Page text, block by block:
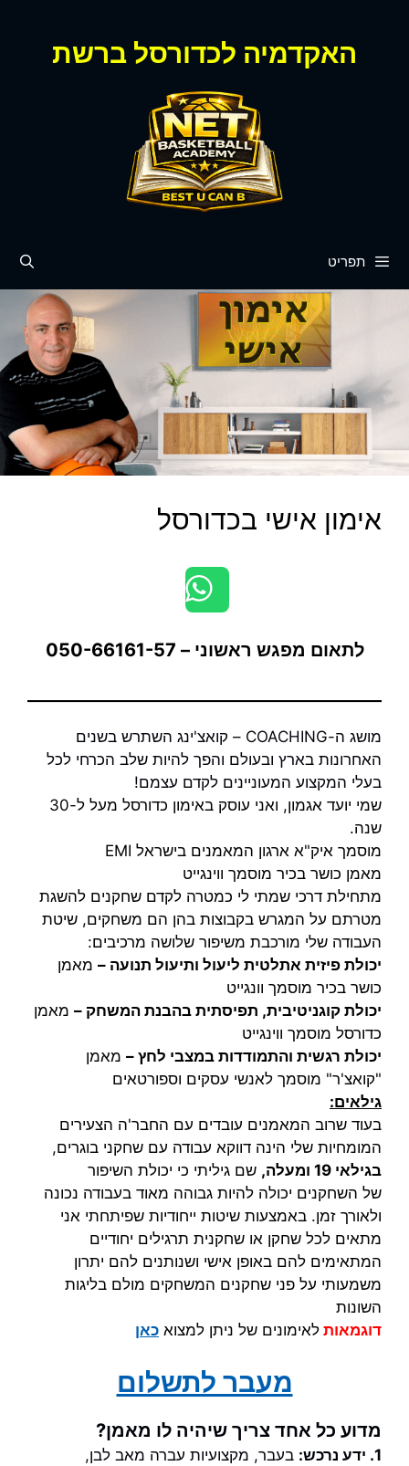
האקדמיה לכדורסל ברשת
תפריט
אימון אישי בכדורסל
לתאום מפגש ראשוני – 050-66161-57
מושג ה-COACHING – קואצ'ינג השתרש בשנים
האחרונות בארץ ובעולם והפך להיות שלב הכרחי לכל
בעלי המקצוע המעוניינים לקדם עצמם!
שמי יועד אגמון, ואני עוסק באימון כדורסל מעל ל-30
שנה.
מוסמך איק"א ארגון המאמנים בישראל EMI
מאמן כושר בכיר מוסמך ווינגייט
מתחילת דרכי שמתי לי כמטרה לקדם שחקנים להשגת
מטרתם על המגרש בקבוצות בהן הם משחקים, שיטת
העבודה שלי מורכבת משיפור שלושה מרכיבים:
יכולת פיזית אתלטית ליעול ותיעול תנועה – מאמן
כושר בכיר מוסמך וונגייט
יכולת קוגניטיבית, תפיסתית בהבנת המשחק – מאמן
כדורסל מוסמך ווינגייט
יכולת רגשית והתמודדות במצבי לחץ – מאמן
"קואצ'ר" מוסמך לאנשי עסקים וספורטאים
גילאים:
בעוד שרוב המאמנים עובדים עם החבר'ה הצעירים
המומחיות שלי הינה דווקא עבודה עם שחקני בוגרים,
בגילאי 19 ומעלה,
שם גיליתי כי יכולת השיפור
של השחקנים יכולה להיות גבוהה מאוד בעבודה נכונה
ולאורך זמן. באמצעות שיטות ייחודיות שפיתחתי אני
מתאים לכל שחקן או שחקנית תרגילים יחודיים
המתאימים להם באופן אישי ושנותנים להם יתרון
משמעותי על פני שחקנים המשחקים מולם בליגות
השונות
דוגמאות לאימונים של ניתן למצוא כאן
מעבר לתשלום
מדוע כל אחד צריך שיהיה לו מאמן?
1. ידע נרכש:
בעבר, מקצועיות עברה מאב לבן,